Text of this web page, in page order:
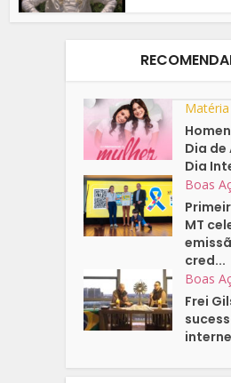
Matéria
Dia de
Dia
Boas
MT
cred...
Boas
Frei